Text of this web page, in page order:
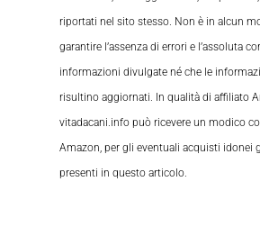
riportati nel sito stesso. Non è in alcun
garantire l’assenza di errori e l’assoluta
informazioni divulgate né che le
risultino aggiornati. In qualità di affiliato
vitadacani.info può ricevere un modico
Amazon, per gli eventuali acquisti idonei
presenti in questo articolo.